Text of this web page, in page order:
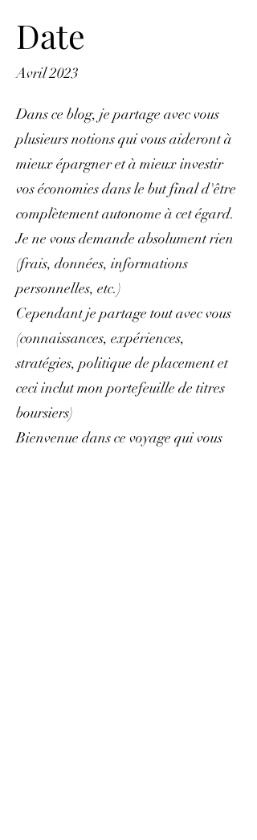
Date
Avril 2023
Dans ce blog, je partage avec vous
plusieurs notions qui vous aideront à
mieux épargner et à mieux investir
vos économies dans le but final d'être
complètement autonome à cet égard.
Je ne vous demande absolument rien
(frais, données, informations
personnelles, etc.)
Cependant je partage tout avec vous
(connaissances, expériences,
stratégies, politique de placement et
ceci inclut mon portefeuille de titres
boursiers)
Bienvenue dans ce voyage qui vous